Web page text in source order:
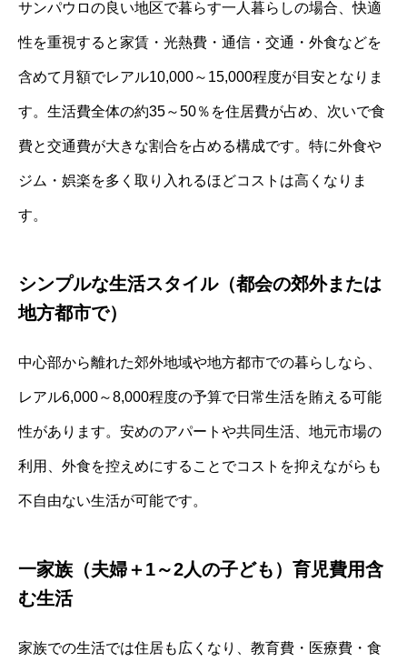
サンパウロの良い地区で暮らす一人暮らしの場合、快適
性を重視すると家賃・光熱費・通信・交通・外食などを
含めて月額でレアル10,000～15,000程度が目安となりま
す。生活費全体の約35～50％を住居費が占め、次いで食
費と交通費が大きな割合を占める構成です。特に外食や
ジム・娯楽を多く取り入れるほどコストは高くなりま
す。
シンプルな生活スタイル（都会の郊外または
地方都市で）
中心部から離れた郊外地域や地方都市での暮らしなら、
レアル6,000～8,000程度の予算で日常生活を賄える可能
性があります。安めのアパートや共同生活、地元市場の
利用、外食を控えめにすることでコストを抑えながらも
不自由ない生活が可能です。
一家族（夫婦＋1～2人の子ども）育児費用含
む生活
家族での生活では住居も広くなり、教育費・医療費・食